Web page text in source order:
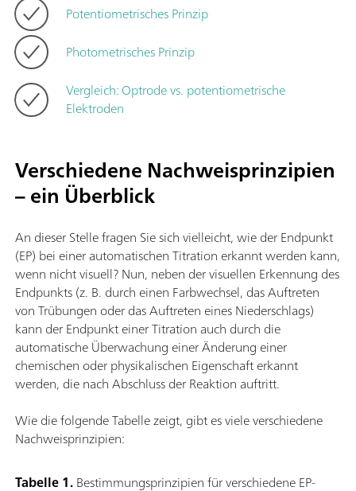
Potentiometrisches Prinzip
Photometrisches Prinzip
Vergleich: Optrode vs. potentiometrische
Elektroden
Verschiedene Nachweisprinzipien
– ein Überblick
An dieser Stelle fragen Sie sich vielleicht, wie der Endpunkt
(EP) bei einer automatischen Titration erkannt werden kann,
wenn nicht visuell? Nun, neben der visuellen Erkennung des
Endpunkts (z. B. durch einen Farbwechsel, das Auftreten
von Trübungen oder das Auftreten eines Niederschlags)
kann der Endpunkt einer Titration auch durch die
automatische Überwachung einer Änderung einer
chemischen oder physikalischen Eigenschaft erkannt
werden, die nach Abschluss der Reaktion auftritt.
Wie die folgende Tabelle zeigt, gibt es viele verschiedene
Nachweisprinzipien:
Tabelle 1.Bestimmungsprinzipien für verschiedene EP-